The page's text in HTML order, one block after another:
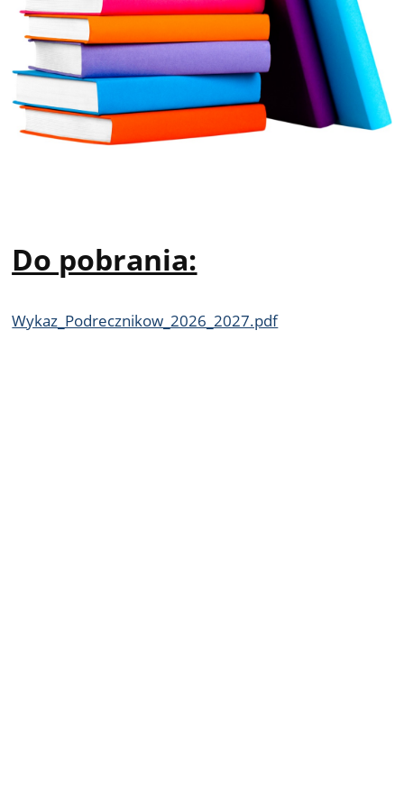
Do pobrania:
Wykaz_Podrecznikow_2026_2027.pdf